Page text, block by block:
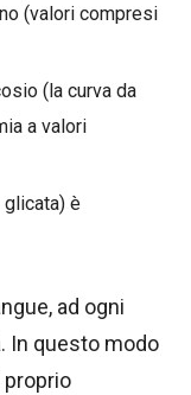
(valori compresi
(la curva da
a valori
glicata) è
ad ogni
In questo modo
proprio